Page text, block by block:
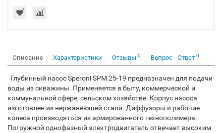
Описание Характеристики Отзывы 0 Вопрос - Ответ 0
Глубинный насос Speroni SPM 25-19 предназначен для подачи
воды из скважины. Применяется в быту, коммерческой и
коммунальной сфере, сельском хозяйстве. Корпус насоса
изготовлен из нержавеющей стали. Диффузоры и рабочие
колеса производяться из армированного технополимера.
Погружной однофазный электродвигатель отвечает высоким